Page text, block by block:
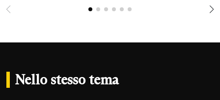
Nello stesso tema